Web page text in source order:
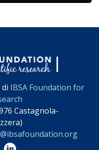
IBSA Foundation for
Castagnola-